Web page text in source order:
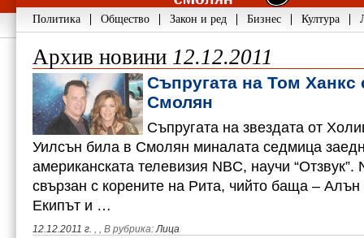
Политика Общество Закон и ред Бизнес Култура
Архив новини 12.12.2011
Съпругата на Том Ханкс
Смолян
Съпругата на звездата от
Уилсън била в Смолян миналата седмица
американската телевизия NBС, научи
свързан с корените на Рита, чийто баща –
Екипът и …
12.12.2011 г. , , В рубрика:Лица